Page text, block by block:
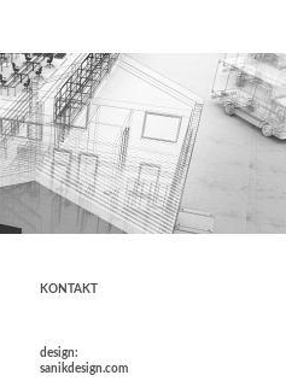
KONTAKT
design:
sanikdesign.com